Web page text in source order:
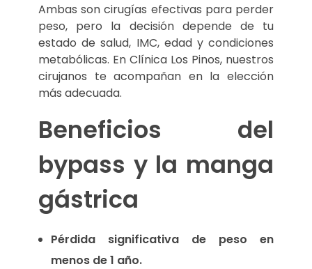
Ambas son cirugías efectivas para perder
peso, pero la decisión depende de tu
estado de salud, IMC, edad y condiciones
metabólicas. En Clínica Los Pinos, nuestros
cirujanos te acompañan en la elección
más adecuada.
Beneficios del
bypass y la manga
gástrica
Pérdida significativa de peso en
menos de 1 año.